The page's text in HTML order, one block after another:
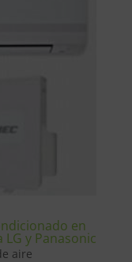
en
y Panasonic
aire